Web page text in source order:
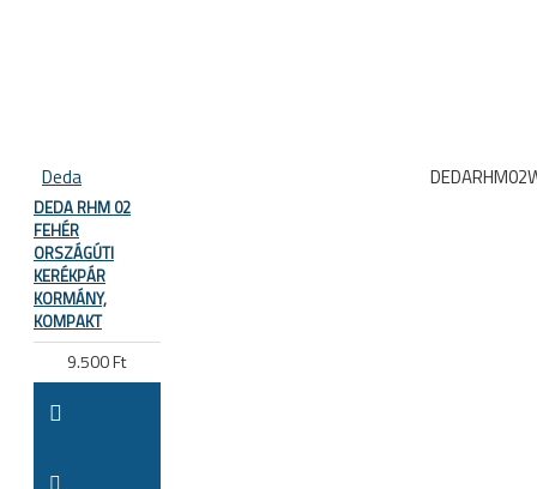
Deda
DEDA RHM 02
FEHÉR
ORSZÁGÚTI
KERÉKPÁR
KORMÁNY,
KOMPAKT
9.500 Ft